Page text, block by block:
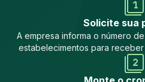
Solicite sua
A empresa informa o número
estabelecimentos para